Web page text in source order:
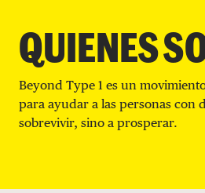
QUIENES
Beyond Type 1 es un
para ayudar a las personas con
sobrevivir, sino a prosperar.